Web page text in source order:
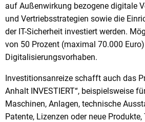
auf Außenwirkung bezogene digitale
und Vertriebsstrategien sowie die
der IT-Sicherheit investiert werden.
von 50 Prozent (maximal 70.000
Digitalisierungsvorhaben.
Investitionsanreize schafft auch das
Anhalt INVESTIERT“, beispielsweise
Maschinen, Anlagen, technische
Patente, Lizenzen oder neue